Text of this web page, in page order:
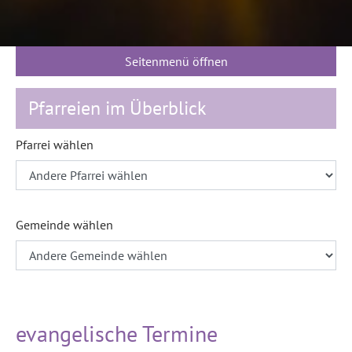
Seitenmenü öffnen
Pfarreien im Überblick
Pfarrei wählen
Gemeinde wählen
evangelische Termine